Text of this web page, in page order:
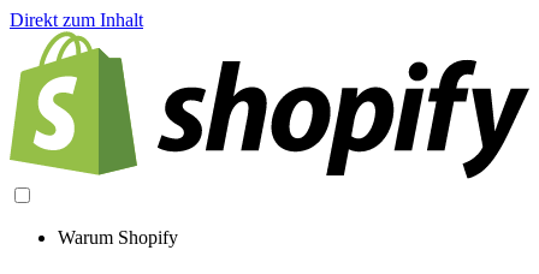
Direkt zum Inhalt
Warum Shopify